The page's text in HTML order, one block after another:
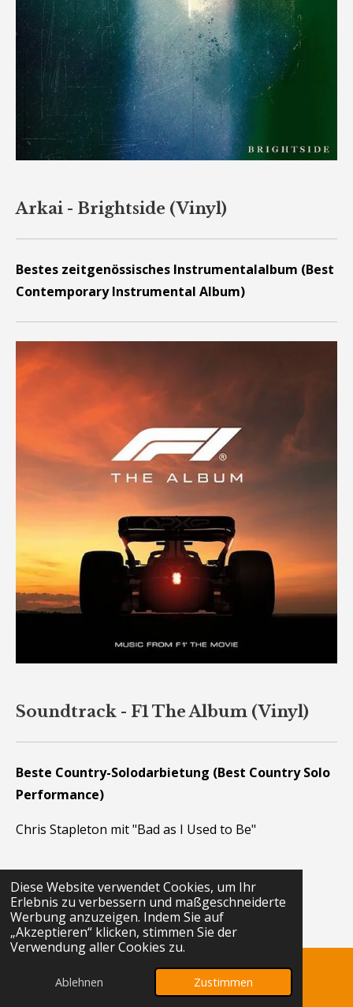
Diese Website verwendet Cookies, um Ihr
Erlebnis zu verbessern und maßgeschneiderte
Werbung anzuzeigen. Indem Sie auf
„Akzeptieren“ klicken, stimmen Sie der
Verwendung aller Cookies zu.
Ablehnen Zustimmen
Arkai - Brightside (Vinyl)
Bestes zeitgenössisches Instrumentalalbum (Best
Contemporary Instrumental Album)
Soundtrack - F1 The Album (Vinyl)
Beste Country-Solodarbietung (Best Country Solo
Performance)
Chris Stapleton mit "Bad as I Used to Be"
Zu hören in:
Soundtrack - F1 The Album (Vinyl)
E-Mail